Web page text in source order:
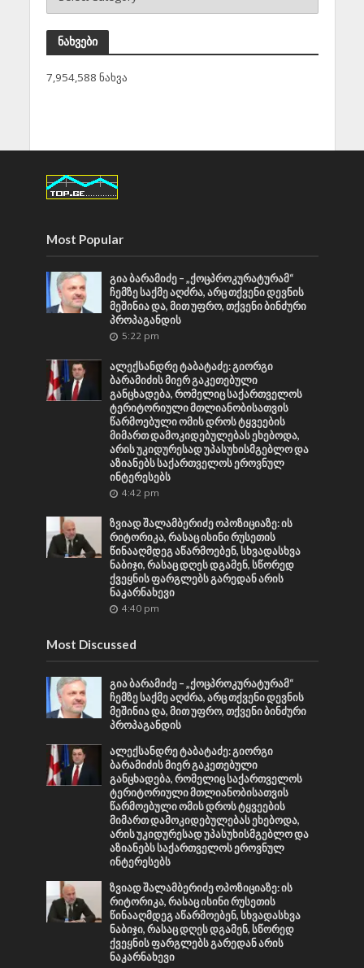
ნახვები
7,954,588 ნახვა
Most Popular
გია ბარამიძე – „ქოცპროკურატურამ“
ჩემზე საქმე აღძრა, არც თქვენი დევნის
მეშინია და, მით უფრო, თქვენი ბინძური
პროპაგანდის
5:22 pm
ალექსანდრე ტაბატაძე: გიორგი
ბარამიძის მიერ გაკეთებული
განცხადება, რომელიც საქართველოს
ტერიტორიული მთლიანობისათვის
წარმოებული ომის დროს ტყვეების
მიმართ დამოკიდებულებას ეხებოდა,
არის უკიდურესად უპასუხისმგებლო და
აზიანებს საქართველოს ეროვნულ
ინტერესებს
4:42 pm
ზვიად შალამბერიძე ოპოზიციაზე: ის
რიტორიკა, რასაც ისინი რუსეთის
წინააღმდეგ აწარმოებენ, სხვადასხვა
ნაბიჯი, რასაც დღეს დგამენ, სწორედ
ქვეყნის ფარგლებს გარედან არის
ნაკარნახევი
4:40 pm
Most Discussed
გია ბარამიძე – „ქოცპროკურატურამ“
ჩემზე საქმე აღძრა, არც თქვენი დევნის
მეშინია და, მით უფრო, თქვენი ბინძური
პროპაგანდის
ალექსანდრე ტაბატაძე: გიორგი
ბარამიძის მიერ გაკეთებული
განცხადება, რომელიც საქართველოს
ტერიტორიული მთლიანობისათვის
წარმოებული ომის დროს ტყვეების
მიმართ დამოკიდებულებას ეხებოდა,
არის უკიდურესად უპასუხისმგებლო და
აზიანებს საქართველოს ეროვნულ
ინტერესებს
ზვიად შალამბერიძე ოპოზიციაზე: ის
რიტორიკა, რასაც ისინი რუსეთის
წინააღმდეგ აწარმოებენ, სხვადასხვა
ნაბიჯი, რასაც დღეს დგამენ, სწორედ
ქვეყნის ფარგლებს გარედან არის
ნაკარნახევი